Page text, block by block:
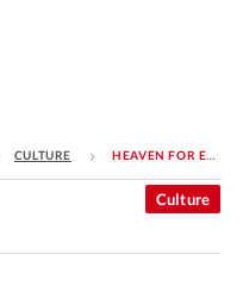
S'ABONNER
CULTURE HEAVEN FOR EVERYONE, QUEEN
Culture